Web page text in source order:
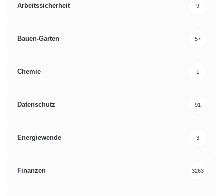
Arbeitssicherheit 9
Bauen-Garten 57
Chemie 1
Datenschutz 91
Energiewende 3
Finanzen 3263